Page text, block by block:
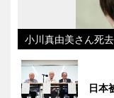
小川真由美さん死
日本